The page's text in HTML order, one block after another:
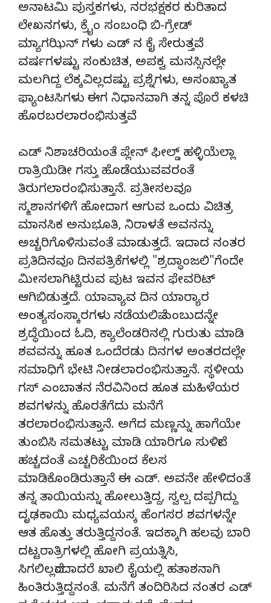
ಅನಾಟಮಿ ಪುಸ್ತಕಗಳು, ನರಭಕ್ಷಕರ ಕುರಿತಾದ
ಲೇಖನಗಳು, ಕ್ರೈಂ ಸಂಬಂಧಿ ಬಿ-ಗ್ರೇಡ್
ಮ್ಯಾಗಝಿನ್ ಗಳು ಎಡ್ ನ ಕೈ ಸೇರುತ್ತವೆ.
ವರ್ಷಗಳಷ್ಟು ಸಂಕುಚಿತ, ಅಪಕ್ವ ಮನಸ್ಸಿನಲ್ಲೇ
ಮಲಗಿದ್ದ ಲೆಕ್ಕವಿಲ್ಲದಷ್ಟು ಪ್ರಶ್ನೆಗಳು, ಅಸಂಖ್ಯಾತ
ಫ್ಯಾಂಟಸಿಗಳು ಈಗ ನಿಧಾನವಾಗಿ ತನ್ನ ಪೊರೆ ಕಳಚಿ
ಹೊರಬರಲಾರಂಭಿಸುತ್ತವೆ.
ಎಡ್ ನಿಶಾಚರಿಯಂತೆ ಪ್ಲೇನ್ ಫೀಲ್ಡ್ ಹಳ್ಳಿಯೆಲ್ಲಾ
ರಾತ್ರಿಯಿಡೀ ಗಸ್ತು ಹೊಡೆಯುವವರಂತೆ
ತಿರುಗಲಾರಂಭಿಸುತ್ತಾನೆ. ಪ್ರತೀಸಲವೂ
ಸ್ಮಶಾನಗಳಿಗೆ ಹೋದಾಗ ಆಗುವ ಒಂದು ವಿಚಿತ್ರ
ಮಾನಸಿಕ ಅನುಭೂತಿ, ನಿರಾಳತೆ ಅವನನ್ನು
ಅಚ್ಚರಿಗೊಳಿಸುವಂತೆ ಮಾಡುತ್ತದೆ. ಇದಾದ ನಂತರ
ಪ್ರತಿದಿನವೂ ದಿನಪತ್ರಿಕೆಗಳಲ್ಲಿ "ಶ್ರದ್ಧಾಂಜಲಿ"ಗೆಂದೇ
ಮೀಸಲಾಗಿಟ್ಟಿರುವ ಪುಟ ಇವನ ಫೇವರಿಟ್
ಆಗಿಬಿಡುತ್ತದೆ. ಯಾವ್ಯಾವ ದಿನ ಯಾರ್‍ಯಾರ
ಅಂತ್ಯಸಂಸ್ಕಾರಗಳು ನಡೆಯಲಿವೆ ಎಂಬುದನ್ನೇ
ಶ್ರದ್ಧೆಯಿಂದ ಓದಿ, ಕ್ಯಾಲೆಂಡರಿನಲ್ಲಿ ಗುರುತು ಮಾಡಿ
ಶವವನ್ನು ಹೂತ ಒಂದೆರಡು ದಿನಗಳ ಅಂತರದಲ್ಲೇ
ಸಮಾಧಿಗೆ ಭೇಟಿ ನೀಡಲಾರಂಭಿಸುತ್ತಾನೆ. ಸ್ಥಳೀಯ
ಗಸ್ ಎಂಬಾತನ ನೆರವಿನಿಂದ ಹೂತ ಮಹಿಳೆಯರ
ಶವಗಳನ್ನು ಹೊರತೆಗೆದು ಮನೆಗೆ
ತರಲಾರಂಭಿಸುತ್ತಾನೆ. ಅಗೆದ ಮಣ್ಣನ್ನು ಹಾಗೆಯೇ
ತುಂಬಿಸಿ ಸಮತಟ್ಟು ಮಾಡಿ ಯಾರಿಗೂ ಸುಳಿವೇ
ಹಚ್ಚದಂತೆ ಎಚ್ಚರಿಕೆಯಿಂದ ಕೆಲಸ
ಮಾಡಿಕೊಂಡಿರುತ್ತಾನೆ ಈ ಎಡ್. ಅವನೇ ಹೇಳಿದಂತೆ
ತನ್ನ ತಾಯಿಯನ್ನು ಹೋಲುತ್ತಿದ್ದ, ಸ್ವಲ್ಪ ದಪ್ಪಗಿದ್ದು
ದೃಢಕಾಯಿ ಮಧ್ಯವಯಸ್ಕ ಹೆಂಗಸರ ಶವಗಳನ್ನೇ
ಆತ ಹೊತ್ತು ತರುತ್ತಿದ್ದನಂತೆ. ಇದಕ್ಕಾಗಿ ಹಲವು ಬಾರಿ
ದಟ್ಟರಾತ್ರಿಗಳಲ್ಲಿ ಹೋಗಿ ಪ್ರಯತ್ನಿಸಿ,
ಸಿಗಲಿಲ್ಲವೆಂದಾದರೆ ಖಾಲಿ ಕೈಯಲ್ಲಿ ಹತಾಶನಾಗಿ
ಹಿಂತಿರುತ್ತಿದ್ದನಂತೆ. ಮನೆಗೆ ತಂದಿರಿಸಿದ ನಂತರ ಎಡ್